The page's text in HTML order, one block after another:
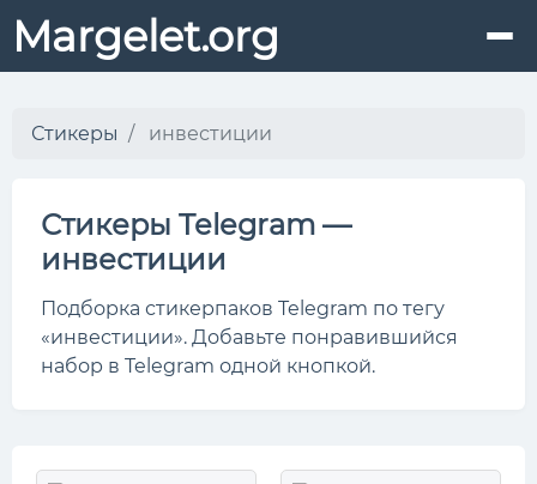
Margelet.org
Стикеры инвестиции
Стикеры Telegram —
инвестиции
Подборка стикерпаков Telegram по тегу
«инвестиции». Добавьте понравившийся
набор в Telegram одной кнопкой.